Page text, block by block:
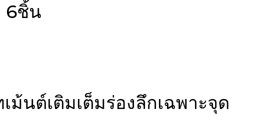
6ชิ้น
ม้นต์เติมเต็มร่องลึกเฉพาะจุด